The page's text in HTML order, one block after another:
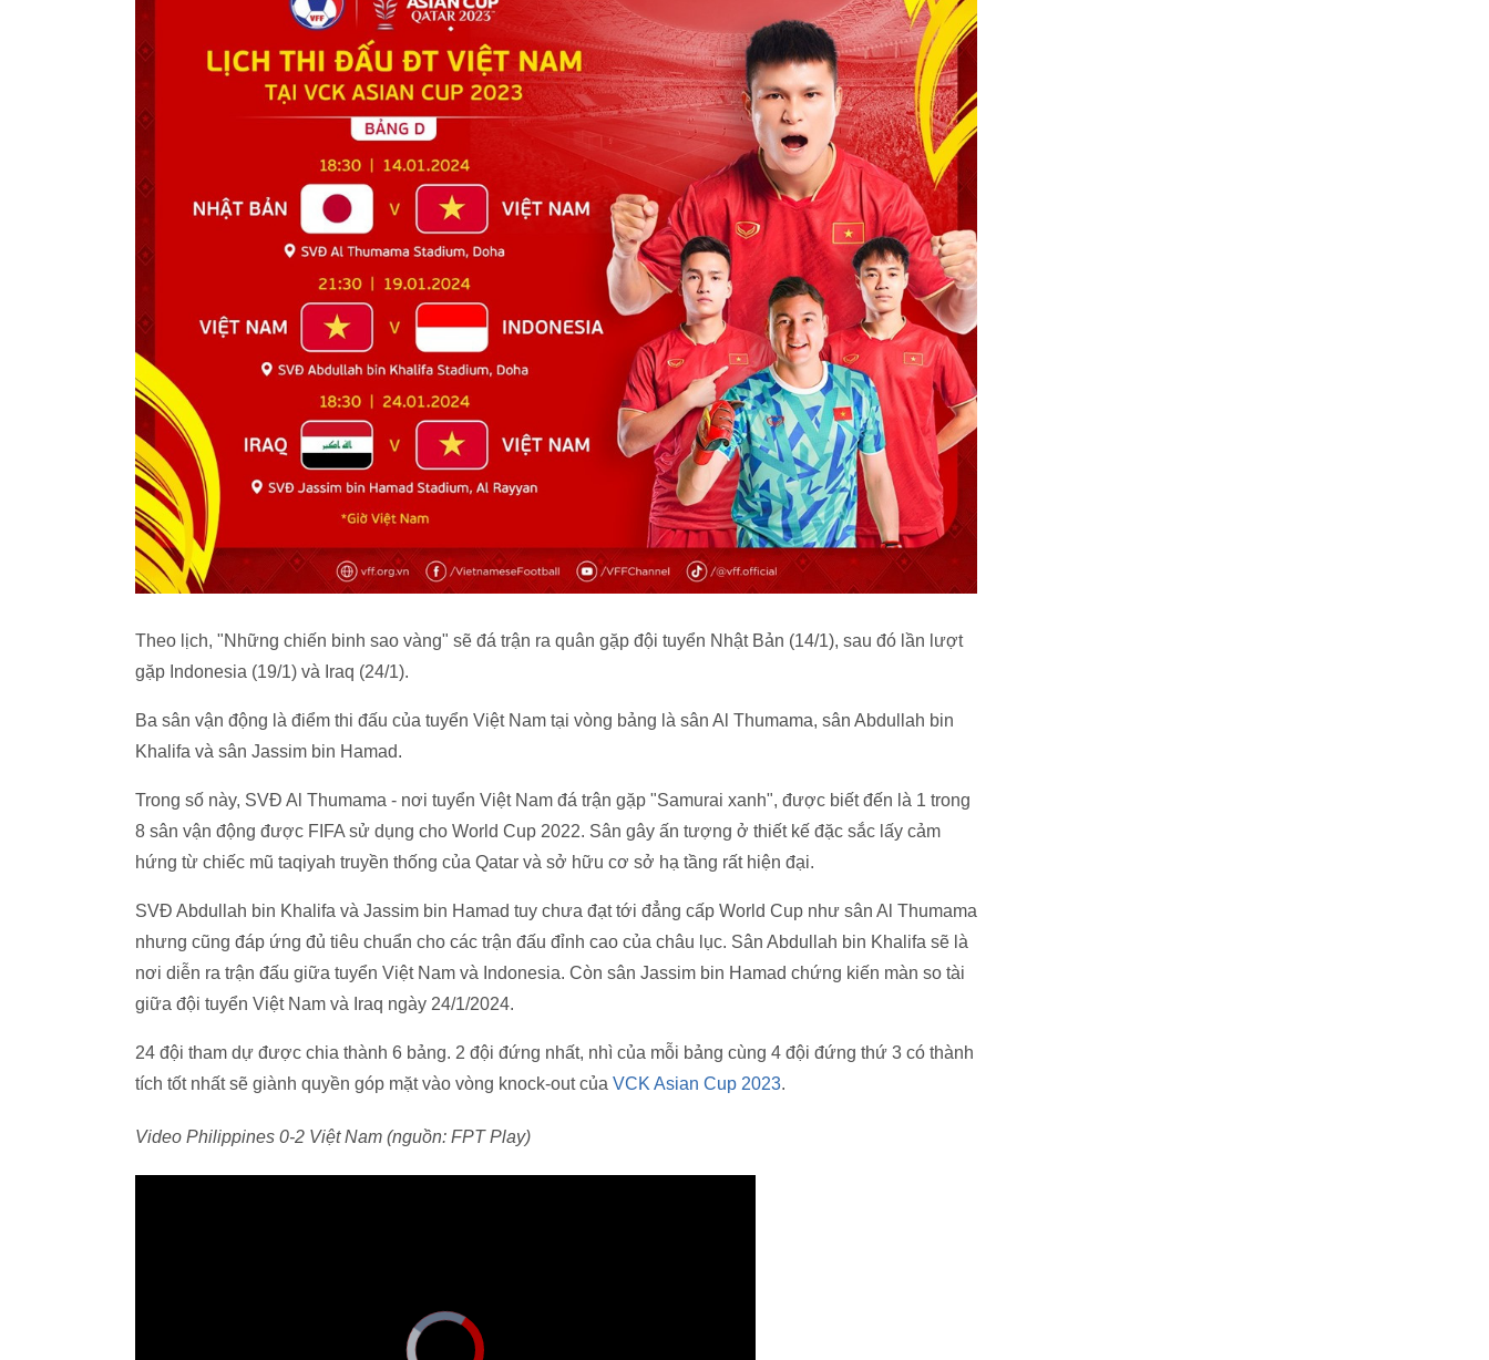
Theo lịch, "Những chiến binh sao vàng" sẽ đá trận ra quân gặp đội tuyển Nhật Bản (14/1), sau đó lần lượt
gặp Indonesia (19/1) và Iraq (24/1).
Ba sân vận động là điểm thi đấu của tuyển Việt Nam tại vòng bảng là sân Al Thumama, sân Abdullah bin
Khalifa và sân Jassim bin Hamad.
Trong số này, SVĐ Al Thumama - nơi tuyển Việt Nam đá trận gặp "Samurai xanh", được biết đến là 1 trong
8 sân vận động được FIFA sử dụng cho World Cup 2022. Sân gây ấn tượng ở thiết kế đặc sắc lấy cảm
hứng từ chiếc mũ taqiyah truyền thống của Qatar và sở hữu cơ sở hạ tầng rất hiện đại.
SVĐ Abdullah bin Khalifa và Jassim bin Hamad tuy chưa đạt tới đẳng cấp World Cup như sân Al Thumama
nhưng cũng đáp ứng đủ tiêu chuẩn cho các trận đấu đỉnh cao của châu lục. Sân Abdullah bin Khalifa sẽ là
nơi diễn ra trận đấu giữa tuyển Việt Nam và Indonesia. Còn sân Jassim bin Hamad chứng kiến màn so tài
giữa đội tuyển Việt Nam và Iraq ngày 24/1/2024.
24 đội tham dự được chia thành 6 bảng. 2 đội đứng nhất, nhì của mỗi bảng cùng 4 đội đứng thứ 3 có thành
tích tốt nhất sẽ giành quyền góp mặt vào vòng knock-out của VCK Asian Cup 2023.
Video Philippines 0-2 Việt Nam (nguồn: FPT Play)